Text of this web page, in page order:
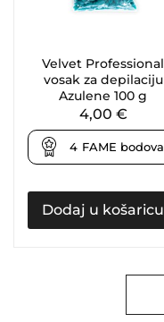
Velvet Professional
vosak za depilaciju
Azulene 100 g
4,00 €
4 FAME bodova
Dodaj u košaricu